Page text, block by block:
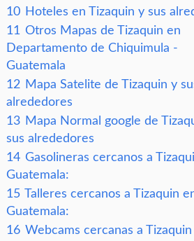
10 Hoteles en Tizaquin y sus
11 Otros Mapas de Tizaquin en
Departamento de Chiquimula -
Guatemala
12 Mapa Satelite de Tizaquin y
alrededores
13 Mapa Normal google de
sus alrededores
14 Gasolineras cercanos a
Guatemala:
15 Talleres cercanos a Tizaquin
Guatemala:
16 Webcams cercanas a Tizaquin